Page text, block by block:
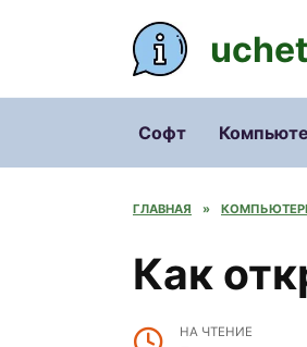
Софт
ГЛАВНАЯ »
Как
НА ЧТЕНИЕ